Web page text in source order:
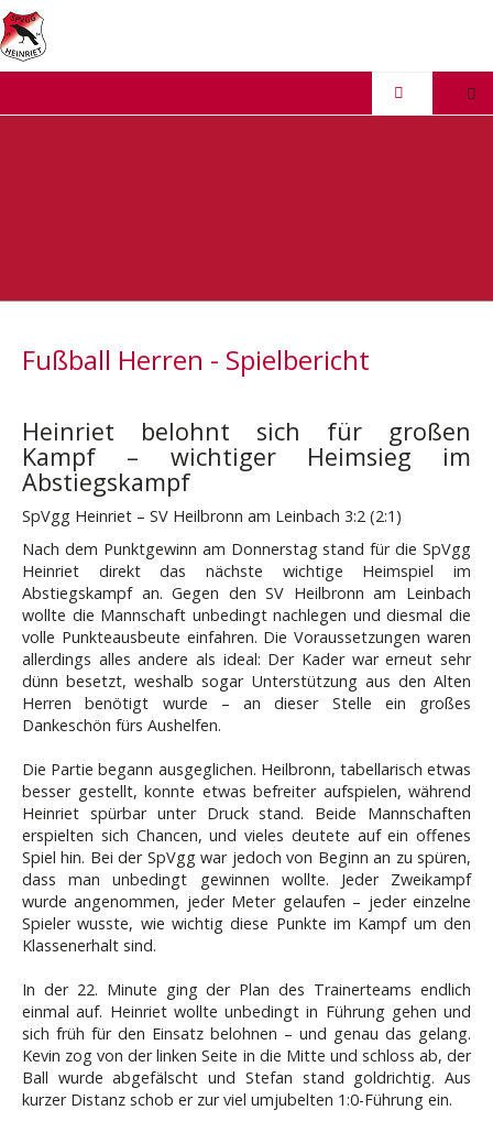
Fußball Herren - Spielbericht
Heinriet belohnt sich für großen
Kampf – wichtiger Heimsieg im
Abstiegskampf
SpVgg Heinriet – SV Heilbronn am Leinbach 3:2 (2:1)
Nach dem Punktgewinn am Donnerstag stand für die SpVgg
Heinriet direkt das nächste wichtige Heimspiel im
Abstiegskampf an. Gegen den SV Heilbronn am Leinbach
wollte die Mannschaft unbedingt nachlegen und diesmal die
volle Punkteausbeute einfahren. Die Voraussetzungen waren
allerdings alles andere als ideal: Der Kader war erneut sehr
dünn besetzt, weshalb sogar Unterstützung aus den Alten
Herren benötigt wurde – an dieser Stelle ein großes
Dankeschön fürs Aushelfen.
Die Partie begann ausgeglichen. Heilbronn, tabellarisch etwas
besser gestellt, konnte etwas befreiter aufspielen, während
Heinriet spürbar unter Druck stand. Beide Mannschaften
erspielten sich Chancen, und vieles deutete auf ein offenes
Spiel hin. Bei der SpVgg war jedoch von Beginn an zu spüren,
dass man unbedingt gewinnen wollte. Jeder Zweikampf
wurde angenommen, jeder Meter gelaufen – jeder einzelne
Spieler wusste, wie wichtig diese Punkte im Kampf um den
Klassenerhalt sind.
In der 22. Minute ging der Plan des Trainerteams endlich
einmal auf. Heinriet wollte unbedingt in Führung gehen und
sich früh für den Einsatz belohnen – und genau das gelang.
Kevin zog von der linken Seite in die Mitte und schloss ab, der
Ball wurde abgefälscht und Stefan stand goldrichtig. Aus
kurzer Distanz schob er zur viel umjubelten 1:0-Führung ein.